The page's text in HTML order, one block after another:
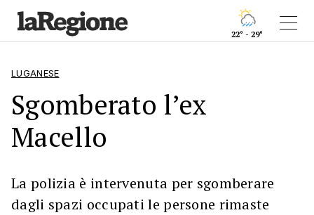
22° - 29°
LUGANESE
Sgomberato l’ex
Macello
La polizia è intervenuta per sgomberare
dagli spazi occupati le persone rimaste